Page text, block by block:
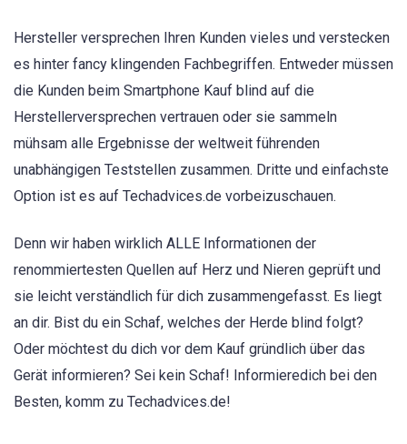
Hersteller versprechen Ihren Kunden vieles und verstecken
es hinter fancy klingenden Fachbegriffen. Entweder müssen
die Kunden beim Smartphone Kauf blind auf die
Herstellerversprechen vertrauen oder sie sammeln
mühsam alle Ergebnisse der weltweit führenden
unabhängigen Teststellen zusammen. Dritte und einfachste
Option ist es auf Techadvices.de vorbeizuschauen.
Denn wir haben wirklich ALLE Informationen der
renommiertesten Quellen auf Herz und Nieren geprüft und
sie leicht verständlich für dich zusammengefasst. Es liegt
an dir. Bist du ein Schaf, welches der Herde blind folgt?
Oder möchtest du dich vor dem Kauf gründlich über das
Gerät informieren? Sei kein Schaf! Informieredich bei den
Besten, komm zu Techadvices.de!